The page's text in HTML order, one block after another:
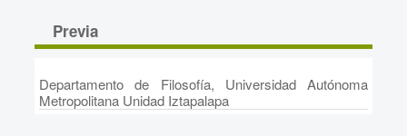
Previa
Departamento de Filosofía, Universidad Autónoma
Metropolitana Unidad Iztapalapa